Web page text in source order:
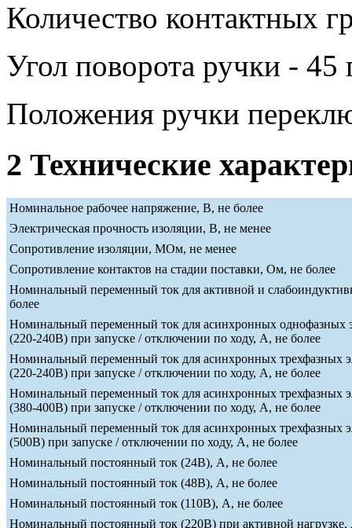
Количество контактных
Угол поворота ручки - 45
Положения ручки
2 Технические
Номинальное рабочее напряжение, В, не более
Электрическая прочность изоляции, В, не менее
Сопротивление изоляции, МОм, не менее
Сопротивление контактов на стадии поставки, Ом, не более
Номинальный переменный ток для активной и
более
Номинальный переменный ток для асинхронных однофазных
(220-240В) при запуске / отключении по ходу, А, не более
Номинальный переменный ток для асинхронных трехфазных
(220-240В) при запуске / отключении по ходу, А, не более
Номинальный переменный ток для асинхронных трехфазных
(380-400В) при запуске / отключении по ходу, А, не более
Номинальный переменный ток для асинхронных трехфазных
(500В) при запуске / отключении по ходу, А, не более
Номинальный постоянный ток (24В), А, не более
Номинальный постоянный ток (48В), А, не более
Номинальный постоянный ток (110В), А, не более
Номинальный постоянный ток (220В) при активной нагрузке,